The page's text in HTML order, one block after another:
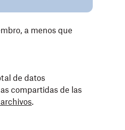
a menos que
de datos
compartidas de las
.